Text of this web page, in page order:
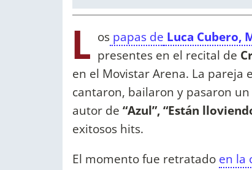
L os papas de Luca Cubero,
presentes en el recital de
en el Movistar Arena. La pareja
cantaron, bailaron y pasaron
autor de “Azul”, “Están
exitosos hits.
El momento fue retratado en la